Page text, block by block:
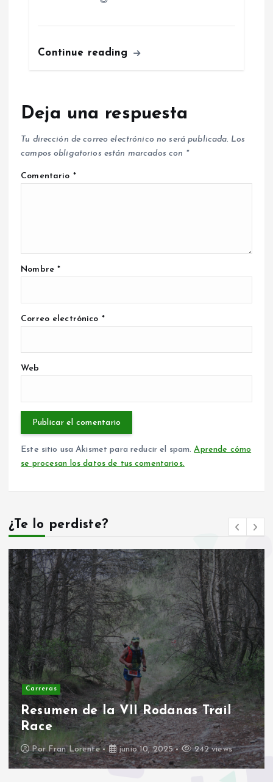
Continue reading
Deja una respuesta
Tu dirección de correo electrónico no será publicada. Los
campos obligatorios están marcados con *
Comentario *
Nombre*
Correo electrónico *
Web
Este sitio usa Akismet para reducir el spam.Aprende cómo
se procesan los datos de tus comentarios.
¿Te lo perdiste?
Carreras
II Duatlon escolar Rodanas
Por Fran Lorente marzo 17, 2025 400 views